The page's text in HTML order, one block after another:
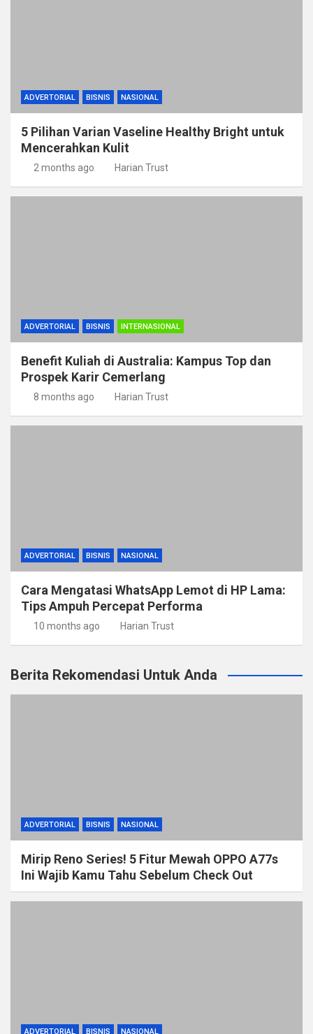
ADVERTORIAL BISNIS NASIONAL
5 Pilihan Varian Vaseline Healthy Bright untuk
Mencerahkan Kulit
2 months ago Harian Trust
ADVERTORIAL BISNIS INTERNASIONAL
Benefit Kuliah di Australia: Kampus Top dan
Prospek Karir Cemerlang
8 months ago Harian Trust
ADVERTORIAL BISNIS NASIONAL
Cara Mengatasi WhatsApp Lemot di HP Lama:
Tips Ampuh Percepat Performa
10 months ago Harian Trust
Berita Rekomendasi Untuk Anda
ADVERTORIAL BISNIS NASIONAL
Mirip Reno Series! 5 Fitur Mewah OPPO A77s
Ini Wajib Kamu Tahu Sebelum Check Out
ADVERTORIAL BISNIS NASIONAL